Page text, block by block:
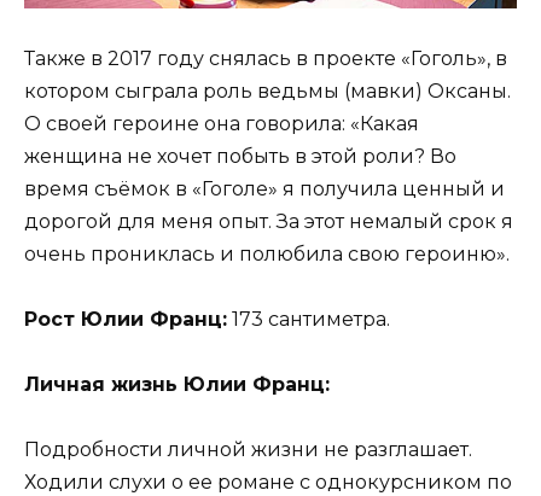
Также в 2017 году снялась в проекте «Гоголь», в
котором сыграла роль ведьмы (мавки) Оксаны.
О своей героине она говорила: «Какая
женщина не хочет побыть в этой роли? Во
время съёмок в «Гоголе» я получила ценный и
дорогой для меня опыт. За этот немалый срок я
очень прониклась и полюбила свою героиню».
Рост Юлии Франц: 173 сантиметра.
Личная жизнь Юлии Франц:
Подробности личной жизни не разглашает.
Ходили слухи о ее романе с однокурсником по